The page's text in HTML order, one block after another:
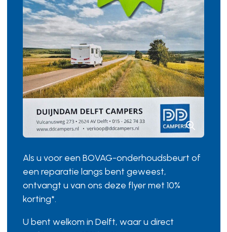
Als u voor een BOVAG-onderhoudsbeurt of
een reparatie langs bent geweest,
ontvangt u van ons deze flyer met 10%
korting*.
U bent welkom in Delft, waar u direct